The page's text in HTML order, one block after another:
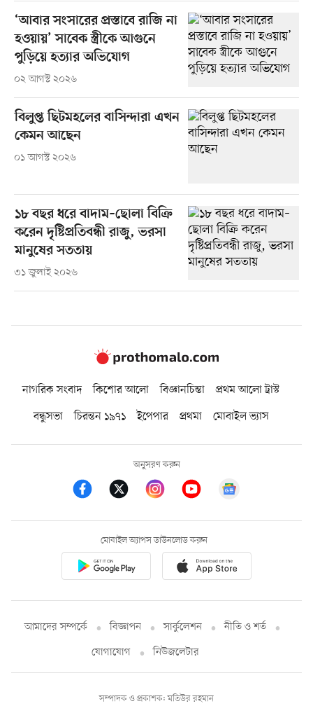
‘আবার সংসারের প্রস্তাবে রাজি না
হওয়ায়’ সাবেক স্ত্রীকে আগুনে
পুড়িয়ে হত্যার অভিযোগ
০২ আগস্ট ২০২৬
বিলুপ্ত ছিটমহলের বাসিন্দারা এখন
কেমন আছেন
০১ আগস্ট ২০২৬
১৮ বছর ধরে বাদাম–ছোলা বিক্রি
করেন দৃষ্টিপ্রতিবন্ধী রাজু, ভরসা
মানুষের সততায়
৩১ জুলাই ২০২৬
নাগরিক সংবাদ কিশোর আলো বিজ্ঞানচিন্তা
প্রথম আলো ট্রাস্ট
বন্ধুসভা
চিরন্তন ১৯৭১ ইপেপার প্রথমা মোবাইল ভ্যাস
অনুসরণ করুন
মোবাইল অ্যাপস ডাউনলোড করুন
আমাদের সম্পর্কে বিজ্ঞাপন সার্কুলেশন
নীতি ও শর্ত
যোগাযোগ
নিউজলেটার
সম্পাদক ও প্রকাশক: মতিউর রহমান